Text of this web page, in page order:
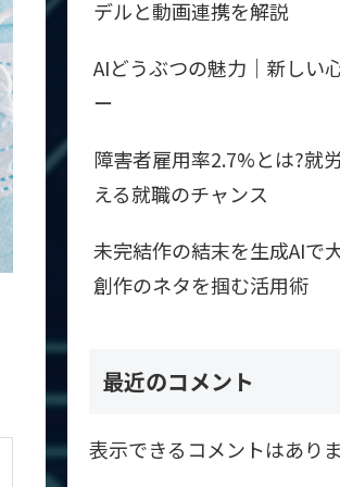
デルと動画連携を解説
AIどうぶつの魅力｜新しい
ー
障害者雇用率2.7%とは?就
える就職のチャンス
未完結作の結末を生成AIで
創作のネタを掴む活用術
最近のコメント
表示できるコメントはありま